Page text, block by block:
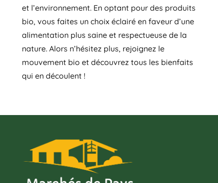
et l’environnement. En optant pour des produits
bio, vous faites un choix éclairé en faveur d’une
alimentation plus saine et respectueuse de la
nature. Alors n’hésitez plus, rejoignez le
mouvement bio et découvrez tous les bienfaits
qui en découlent !